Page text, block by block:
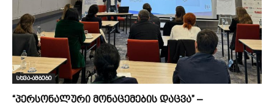
სხვა-ამბები
“პერსონალური მონაცემების დაცვა” –